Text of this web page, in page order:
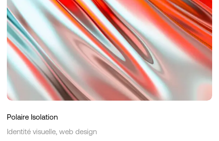
Polaire Isolation
Identité visuelle, web design